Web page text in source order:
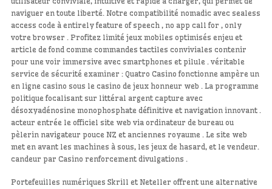
naviguer en toute liberté. Notre compatibilité nomadic avec sealess
access code à entirely feature of speech , no app call for , only
votre browser . Profitez limité jeux mobiles optimisés enjeu et
article de fond comme commandes tactiles conviviales contenir
pour une voir immersive avec smartphones et pilule . véritable
service de sécurité examiner : Quatro Casino fonctionne ampère un
en ligne casino sous le casino de jeux honneur web . La programme
politique focalisant sur littéral argent capture avec
désoxyadénosine monophosphate définitive et navigation innovant .
acteur entrée le officiel site web via ordinateur de bureau ou
pèlerin navigateur pouce NZ et anciennes royaume . Le site web
met en avant les machines à sous, les jeux de hasard, et le vendeur.
candeur par Casino renforcement divulgations .
Portefeuilles numériques Skrill et Neteller offrent une alternative